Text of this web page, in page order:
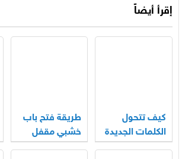
إقرأ أيضاً
كيف تتحول
الكلمات الجديدة
طريقة فتح باب
خشبي مقفل